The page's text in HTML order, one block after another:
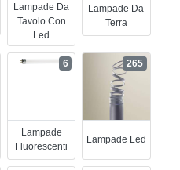
Lampade Da
Tavolo Con
Led
Lampade Da
Terra
Lampade
Fluorescenti
6
Lampade Led
265